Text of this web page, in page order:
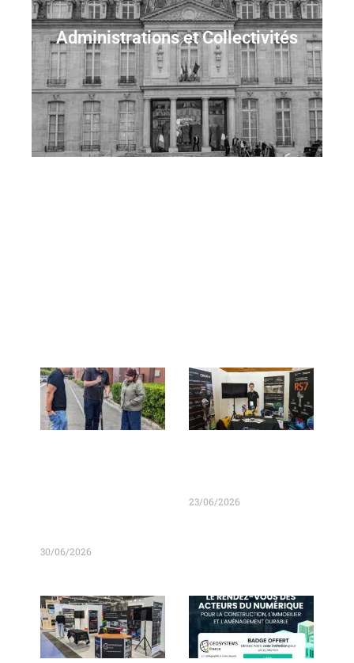
Administrations et Collectivités
Carte géoanalytique
Fouilles 3D
Recensement
SIG
30/06/2026
23/06/2026